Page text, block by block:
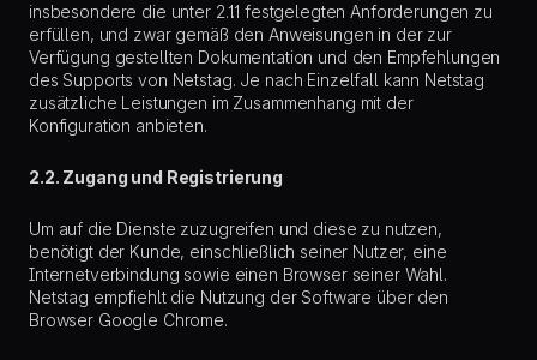
insbesondere die unter 2.1.1 festgelegten Anforderungen zu
erfüllen, und zwar gemäß den Anweisungen in der zur
Verfügung gestellten Dokumentation und den Empfehlungen
des Supports von Netstag. Je nach Einzelfall kann Netstag
zusätzliche Leistungen im Zusammenhang mit der
Konfiguration anbieten.
2.2. Zugang und Registrierung
Um auf die Dienste zuzugreifen und diese zu nutzen,
benötigt der Kunde, einschließlich seiner Nutzer, eine
Internetverbindung sowie einen Browser seiner Wahl.
Netstag empfiehlt die Nutzung der Software über den
Browser Google Chrome.